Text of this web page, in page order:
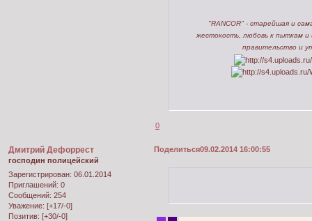
"RANCOR" - старейшая и
жестокость, любовь к пыткам и
правительство и
0
Поделиться09.02.2014 16:00:55
Дмитрий Дефоррест
господин полицейский
Зарегистрирован: 06.01.2014
Приглашений: 0
Сообщений: 254
Уважение: [+17/-0]
Позитив: [+30/-0]